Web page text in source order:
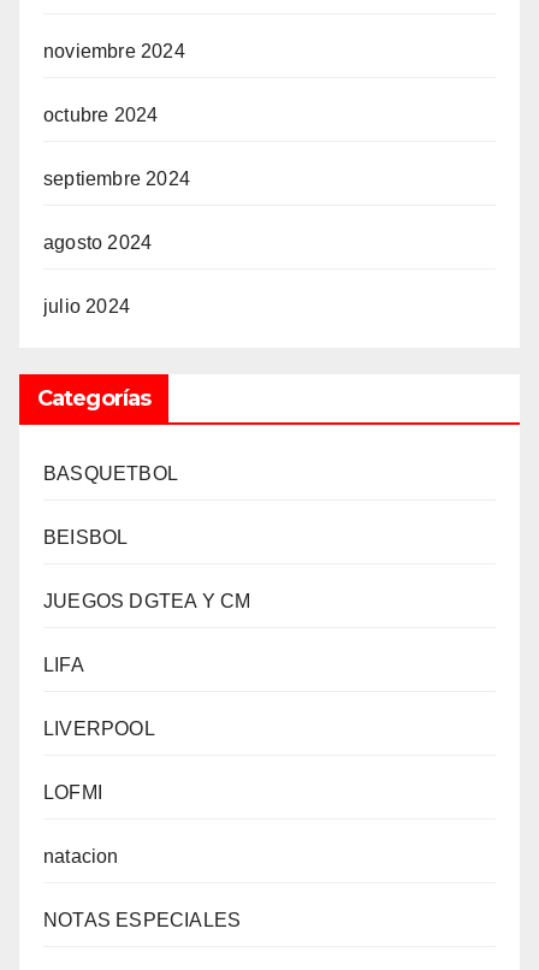
noviembre 2024
octubre 2024
septiembre 2024
agosto 2024
julio 2024
Categorías
BASQUETBOL
BEISBOL
JUEGOS DGTEA Y CM
LIFA
LIVERPOOL
LOFMI
natacion
NOTAS ESPECIALES